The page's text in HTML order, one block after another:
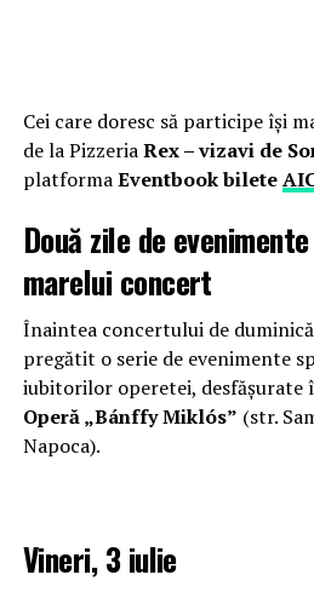
Cei care doresc să participe își
de la PizzeriaRex – vizavi de
platformaEventbook bilete
Două zile de
marelui concert
Înaintea concertului de
pregătit o serie de evenimente
iubitorilor operetei, desfășurate
Operă „Bánffy Miklós” (str.
Napoca).
Vineri, 3 iulie